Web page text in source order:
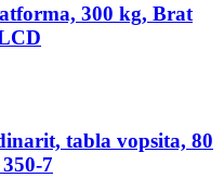
300 kg, Brat
tabla vopsita, 80
7